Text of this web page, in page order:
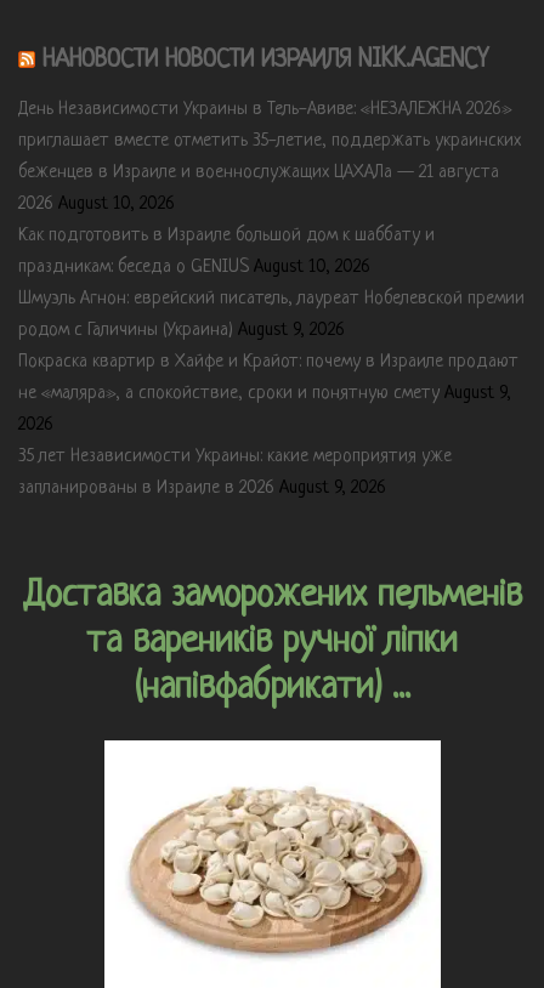
НАНОВОСТИ НОВОСТИ ИЗРАИЛЯ NIKK.AGENCY
День Независимости Украины в Тель-Авиве: «НЕЗАЛЕЖНА 2026»
приглашает вместе отметить 35-летие, поддержать украинских
беженцев в Израиле и военнослужащих ЦАХАЛа — 21 августа
2026 August 10, 2026
Как подготовить в Израиле большой дом к шаббату и
праздникам: беседа о GENIUS August 10, 2026
Шмуэль Агнон: еврейский писатель, лауреат Нобелевской премии
родом с Галичины (Украина) August 9, 2026
Покраска квартир в Хайфе и Крайот: почему в Израиле продают
не «маляра», а спокойствие, сроки и понятную смету August 9,
2026
35 лет Независимости Украины: какие мероприятия уже
запланированы в Израиле в 2026 August 9, 2026
Доставка заморожених пельменів
та вареників ручної ліпки
(напівфабрикати) ...